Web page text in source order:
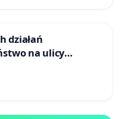
działań
na ulicy